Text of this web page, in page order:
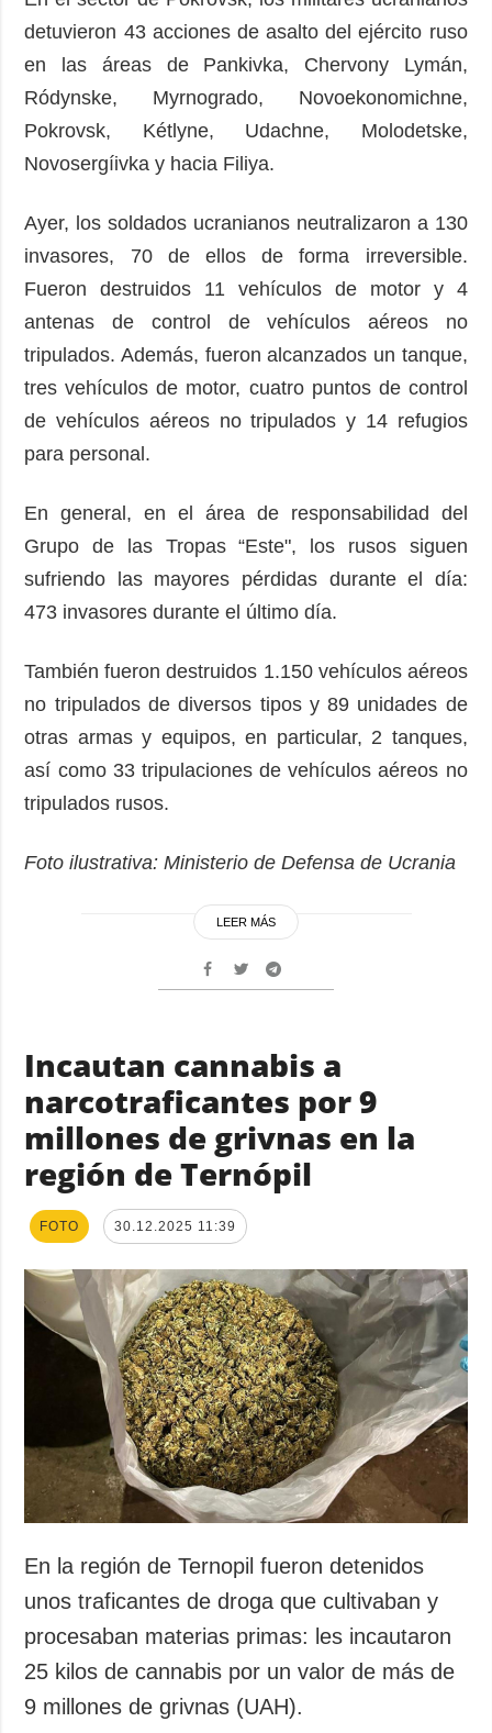
detuvieron 43 acciones de asalto del ejército ruso
en las áreas de Pankivka, Chervony Lymán,
Ródynske, Myrnogrado, Novoekonomichne,
Pokrovsk, Kétlyne, Udachne, Molodetske,
Novosergíivka y hacia Filiya.
Ayer, los soldados ucranianos neutralizaron a 130
invasores, 70 de ellos de forma irreversible.
Fueron destruidos 11 vehículos de motor y 4
antenas de control de vehículos aéreos no
tripulados. Además, fueron alcanzados un tanque,
tres vehículos de motor, cuatro puntos de control
de vehículos aéreos no tripulados y 14 refugios
para personal.
En general, en el área de responsabilidad del
Grupo de las Tropas “Este", los rusos siguen
sufriendo las mayores pérdidas durante el día:
473 invasores durante el último día.
También fueron destruidos 1.150 vehículos aéreos
no tripulados de diversos tipos y 89 unidades de
otras armas y equipos, en particular, 2 tanques,
así como 33 tripulaciones de vehículos aéreos no
tripulados rusos.
Foto ilustrativa: Ministerio de Defensa de Ucrania
LEER MÁS
Incautan cannabis a
narcotraficantes por 9
millones de grivnas en la
región de Ternópil
FOTO 30.12.2025 11:39
En la región de Ternopil fueron detenidos
unos traficantes de droga que cultivaban y
procesaban materias primas: les incautaron
25 kilos de cannabis por un valor de más de
9 millones de grivnas (UAH).